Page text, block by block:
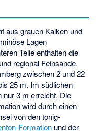
aus grauen Kalken und
Lagen
Teile enthalten die
regional Feinsande.
zwischen 2 und 22
25 m. Im südlichen
nur 3 m erreicht. Die
wird durch einen
von den tonig-
Formation und der